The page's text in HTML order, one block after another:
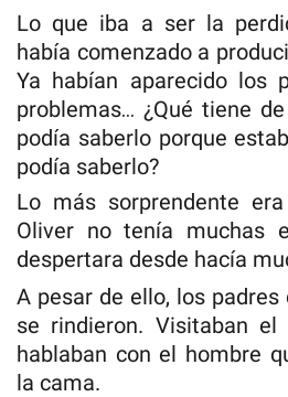
Lo que iba a ser la
había comenzado a
Ya habían aparecido los
problemas… ¿Qué tiene
podía saberlo porque
podía saberlo?
Lo más sorprendente
Oliver no tenía muchas
despertara desde hacía
A pesar de ello, los
se rindieron. Visitaban
hablaban con el hombre
la cama.